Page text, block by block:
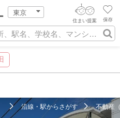
東京
保存
住まい提案
提案
・駅 学校区
沿線・駅からさがす 不動産